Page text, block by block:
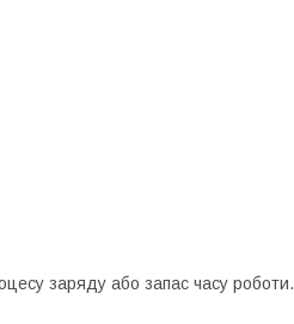
заряду або запас часу роботи.